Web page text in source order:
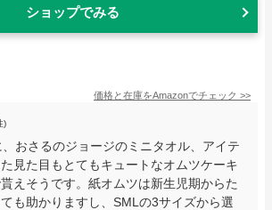
ショップでみる
価格と在庫をAmazonでチェック >>
)
おさるのジョージのミニタオル、アイテ
見た目もとてもキュートなオムツケーキ
えそうです。紙オムツは新生児期からた
も助かりますし、SMLの3サイズから選